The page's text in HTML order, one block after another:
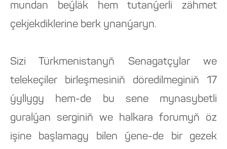
mundan beýläk hem tutanýerli zähmet
çekjekdiklerine berk ynanýaryn.
Sizi Türkmenistanyň Senagatçylar we
telekeçiler birleşmesiniň döredilmeginiň 17
ýyllygy hem-de bu sene mynasybetli
guralýan serginiň we halkara forumyň öz
işine başlamagy bilen ýene-de bir gezek